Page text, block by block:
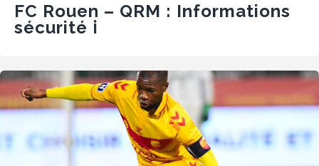
FC Rouen – QRM : Informations
sécurité ℹ️